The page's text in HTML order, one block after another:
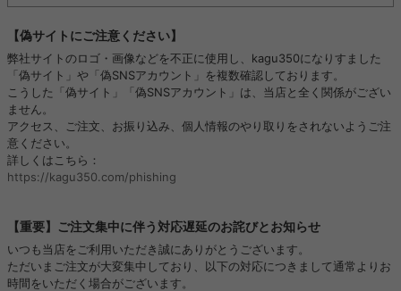
【偽サイトにご注意ください】
弊社サイトのロゴ・画像などを不正に使用し、kagu350になりすました
「偽サイト」や「偽SNSアカウント」を複数確認しております。
こうした「偽サイト」「偽SNSアカウント」は、当店と全く関係がござい
ません。
アクセス、ご注文、お振り込み、個人情報のやり取りをされないようご注
意ください。
詳しくはこちら：
https://kagu350.com/phishing
【重要】ご注文集中に伴う対応遅延のお詫びとお知らせ
いつも当店をご利用いただき誠にありがとうございます。
ただいまご注文が大変集中しており、以下の対応につきまして通常よりお
時間をいただく場合がございます。